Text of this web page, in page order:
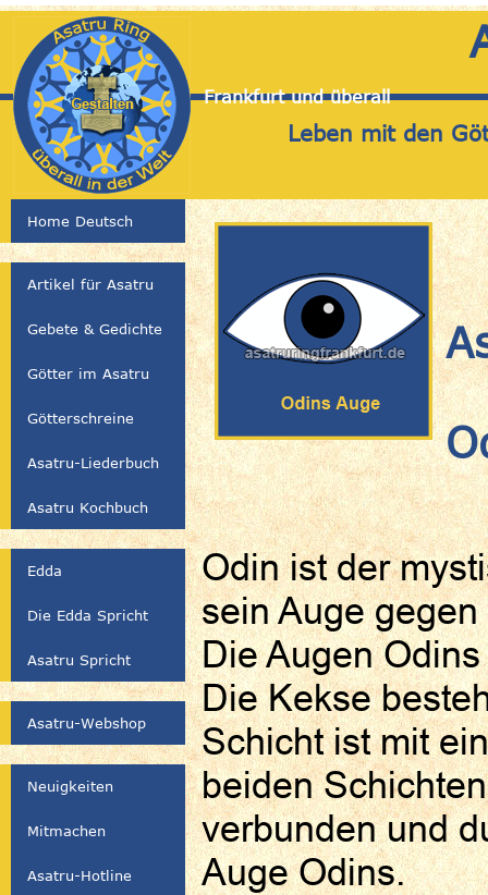
Frankfurt und überall
Leben mit den
Odin ist der
sein Auge
Die Augen
Die Kekse
Schicht ist mit
beiden
verbunden und
Auge Odins.
Home Deutsch
Artikel für Asatru
Gebete & Gedichte
Götter im Asatru
Götterschreine
Asatru-Liederbuch
Asatru Kochbuch
Edda
Die Edda Spricht
Asatru Spricht
Asatru-Webshop
Neuigkeiten
Mitmachen
Asatru-Hotline